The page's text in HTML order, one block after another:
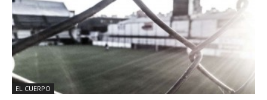
EL CUERPO